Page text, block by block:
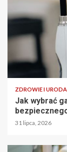
ZDROWIE I URODA
Jak wybrać
31 lipca, 2026